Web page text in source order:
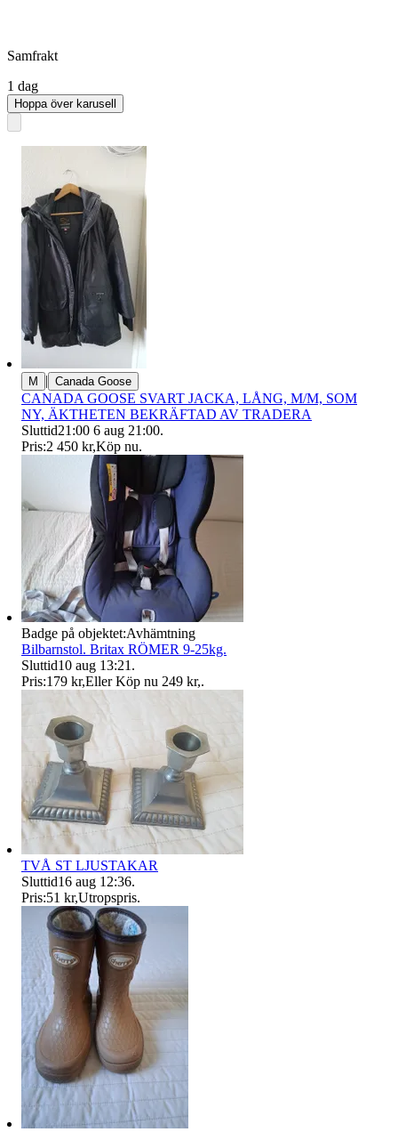
Samfrakt
1 dag
Hoppa över karusell
M | Canada Goose
CANADA GOOSE SVART JACKA, LÅNG, M/M, SOM
NY, ÄKTHETEN BEKRÄFTAD AV TRADERA
Sluttid21:00 6 aug 21:00.
Pris:2 450 kr,Köp nu.
Badge på objektet:Avhämtning
Bilbarnstol. Britax RÖMER 9-25kg.
Sluttid10 aug 13:21 .
Pris:179 kr,Eller Köp nu 249 kr,.
TVÅ ST LJUSTAKAR
Sluttid16 aug 12:36.
Pris:51 kr,Utropspris.